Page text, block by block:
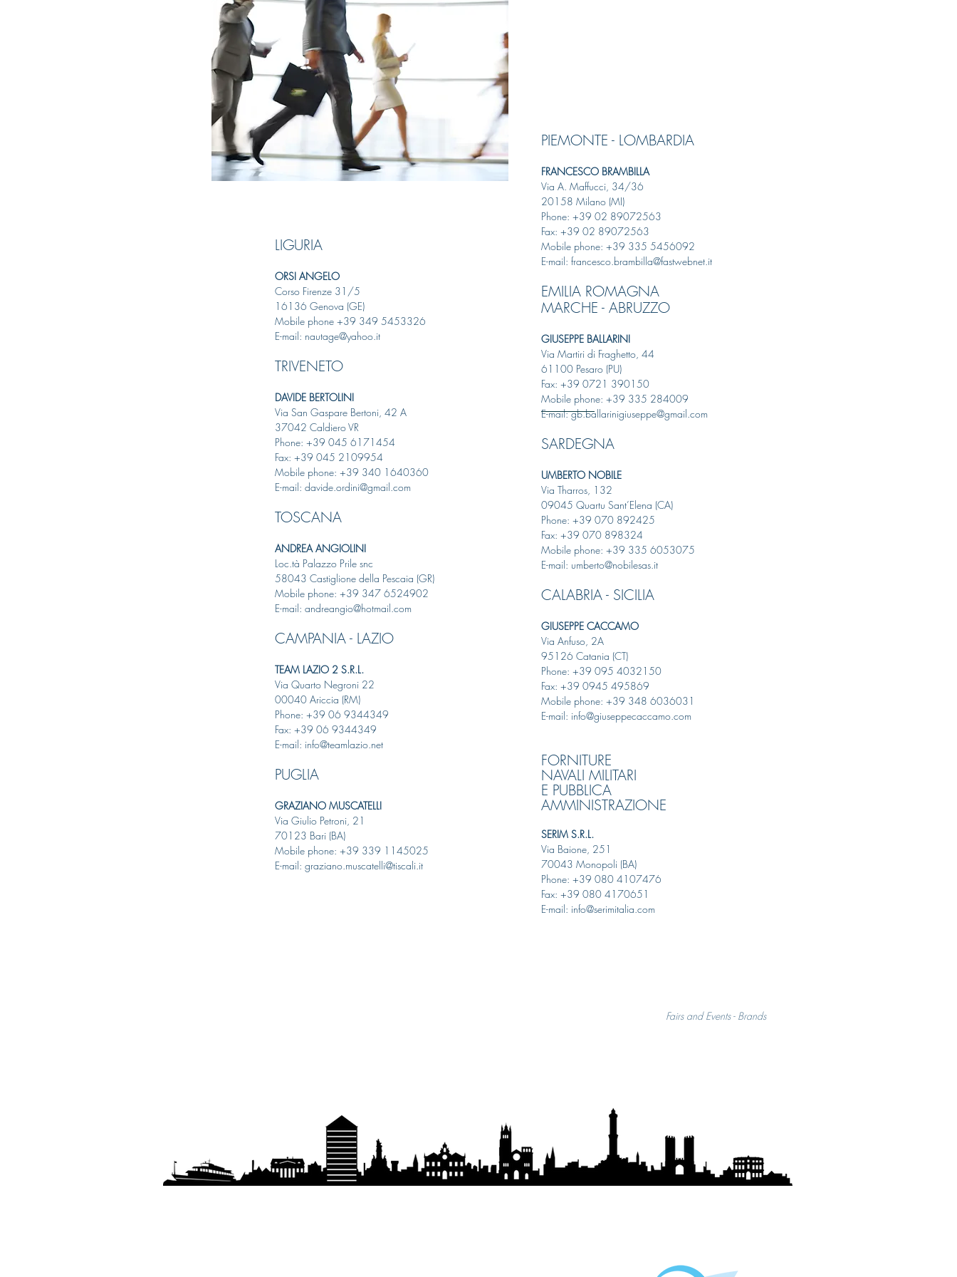
LIGURIA
ORSI ANGELO
Corso Firenze 31/5
16136 Genova (GE)
Mobile phone +39 349 5453326
E-mail: nautage@yahoo.it
TRIVENETO
DAVIDE BERTOLINI
Via San Gaspare Bertoni, 42 A
37042 Caldiero VR
Phone: +39 045 6171454
Fax: +39 045 2109954
Mobile phone: +39 340 1640360
E-mail: davide.ordini@gmail.com
TOSCANA
ANDREA ANGIOLINI
Loc.tà Palazzo Prile snc
58043 Castiglione della Pescaia (GR)
Mobile phone: +39 347 6524902
E-mail: andreangio@hotmail.com
CAMPANIA - LAZIO
TEAM LAZIO 2 S.R.L.
Via Quarto Negroni 22
00040 Ariccia (RM)
Phone: +39 06 9344349
Fax: +39 06 9344349
E-mail: info@teamlazio.net
PUGLIA
GRAZIANO MUSCATELLI
Via Giulio Petroni, 21
70123 Bari (BA)
Mobile phone: +39 339 1145025
E-mail: graziano.muscatelli@tiscali.it
PIEMONTE - LOMBARDIA
FRANCESCO BRAMBILLA
Via A. Maffucci, 34/36
20158 Milano (MI)
Phone: +39 02 89072563
Fax: +39 02 89072563
Mobile phone: +39 335 5456092
E-mail: francesco.brambilla@fastwebnet.it
EMILIA ROMAGNA
MARCHE - ABRUZZO
GIUSEPPE BALLARINI
Via Martiri di Fraghetto, 44
61100 Pesaro (PU)
Fax: +39 0721 390150
Mobile phone: +39 335 284009
E-mail: gb.ballarinigiuseppe@gmail.com
SARDEGNA
UMBERTO NOBILE
Via Tharros, 132
09045 Quartu Sant’Elena (CA)
Phone: +39 070 892425
Fax: +39 070 898324
Mobile phone: +39 335 6053075
E-mail: umberto@nobilesas.it
CALABRIA - SICILIA
GIUSEPPE CACCAMO
Via Anfuso, 2A
95126 Catania (CT)
Phone: +39 095 4032150
Fax: +39 0945 495869
Mobile phone: +39 348 6036031
E-mail: info@giuseppecaccamo.com
FORNITURE
NAVALI MILITARI
E PUBBLICA
AMMINISTRAZIONE
SERIM S.R.L.
Via Baione, 251
70043 Monopoli (BA)
Phone: +39 080 4107476
Fax: +39 080 4170651
E-mail: info@serimitalia.com
Fairs and Events- Brands